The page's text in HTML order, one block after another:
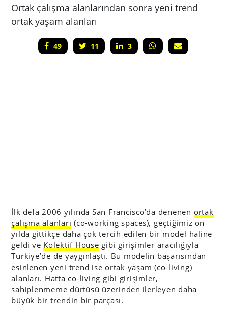
Ortak çalışma alanlarından sonra yeni trend
ortak yaşam alanları
49 11 3
İlk defa 2006 yılında San Francisco’da denenen ortak
çalışma alanları (co-working spaces), geçtiğimiz on
yılda gittikçe daha çok tercih edilen bir model haline
geldi ve Kolektif House gibi girişimler aracılığıyla
Türkiye’de de yaygınlaştı. Bu modelin başarısından
esinlenen yeni trend ise ortak yaşam (co-living)
alanları. Hatta co-living gibi girişimler,
sahiplenmeme dürtüsü üzerinden ilerleyen daha
büyük bir trendin bir parçası.